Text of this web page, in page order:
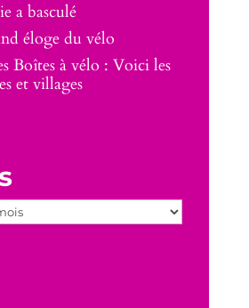
a basculé
éloge du vélo
Boîtes à vélo : Voici les
et villages